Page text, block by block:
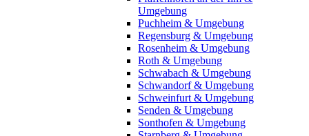
Umgebung
Puchheim & Umgebung
Regensburg & Umgebung
Rosenheim & Umgebung
Roth & Umgebung
Schwabach & Umgebung
Schwandorf & Umgebung
Schweinfurt & Umgebung
Senden & Umgebung
Sonthofen & Umgebung